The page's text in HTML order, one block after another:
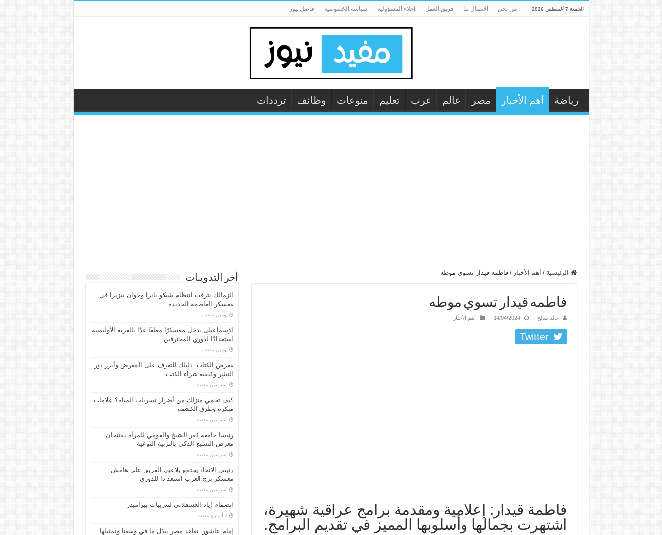
الجمعة 7 أغسطس 2026 من نحن الاتصال بنا فريق العمل إخلاء المسؤولية سياسة الخصوصية فاصل نيوز
رياضة أهم الأخبار مصر عالم عرب تعليم منوعات وظائف ترددات
الرئيسية / أهم الأخبار / فاطمه قيدار تسوي موطه
فاطمه قيدار تسوي موطه
خالد صالح 14/04/2024 أهم الأخبار
Twitter
فاطمة قيدار: إعلامية ومقدمة برامج عراقية شهيرة،
اشتهرت بجمالها وأسلوبها المميز في تقديم البرامج.
أخر التدوينات
الزمالك يترقب انتظام شيكو بانزا وخوان بيزيرا في
معسكر العاصمة الجديدة
‏يومين مضت
الإسماعیلی یدخل معسكرًا مغلقًا غدًا بالقرية الأوليمبية
استعدادًا لدوري المحترفين
‏يومين مضت
معرض الكتاب: دليلك للتعرف على المعرض وأبرز دور
النشر وكيفية شراء الكتب
‏أسبوعين مضت
كيف تحمي منزلك من أضرار تسربات المياه؟ علامات
مبكرة وطرق الكشف
‏أسبوعين مضت
رئيسا جامعة كفر الشيخ والقومي للمرأة يفتتحان
معرض النسيج الذكي بالتربية النوعية
‏أسبوعين مضت
رئيس الاتحاد يجتمع بلاعبى الفريق على هامش
معسكر برج العرب استعدادا للدورى
‏أسبوعين مضت
انضمام إياد العسقلاني لتدريبات بيراميدز
إمام عاشور: نعاهد مصر ببذل ما في وسعنا وتمثيلها